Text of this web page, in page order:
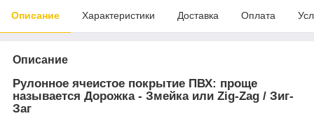
Описание Характеристики Доставка Оплата
Описание
Рулонное ячеистое покрытие ПВХ: проще
называется Дорожка - Змейка или Zig-Zag / Зиг-
Заг